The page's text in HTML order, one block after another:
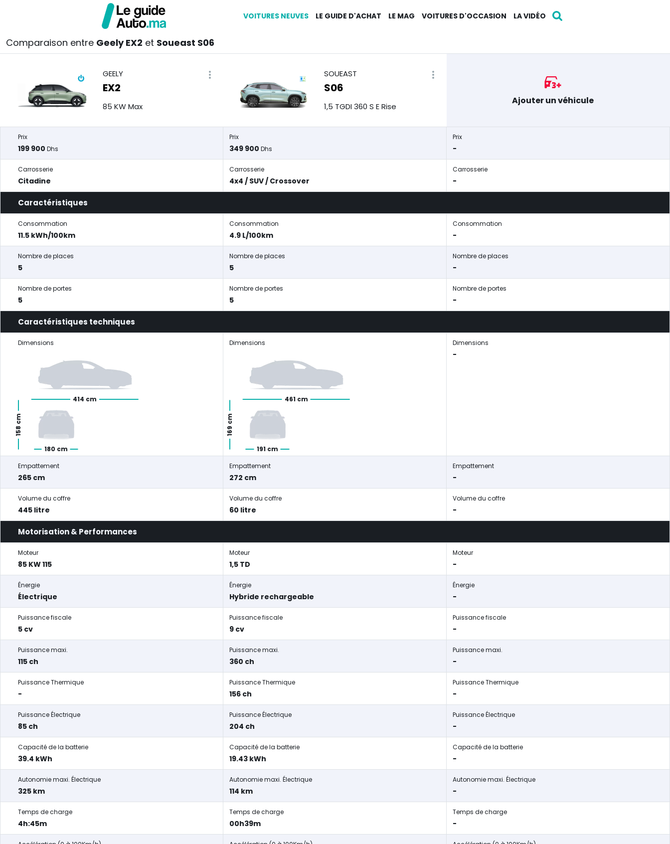
VOITURES NEUVES LE GUIDE D'ACHAT LE MAG VOITURES D'OCCASION LA VIDÉO
Comparaison entre Geely EX2 et Soueast S06
GEELY
EX2
85 KW Max
SOUEAST
S06
1,5 TGDI 360 S E Rise
Ajouter un véhicule
Prix
199 900 Dhs
Prix
349 900 Dhs
Prix
-
Carrosserie
Citadine
Carrosserie
4x4 / SUV / Crossover
Carrosserie
-
Caractéristiques
Consommation
11.5 kWh/100km
Consommation
4.9 L/100km
Consommation
-
Nombre de places
5
Nombre de places
5
Nombre de places
-
Nombre de portes
5
Nombre de portes
5
Nombre de portes
-
Caractéristiques techniques
Dimensions
414 cm
180 cm
158 cm
Dimensions
461 cm
191 cm
169 cm
Dimensions
-
Empattement
265 cm
Empattement
272 cm
Empattement
-
Volume du coffre
445 litre
Volume du coffre
60 litre
Volume du coffre
-
Motorisation & Performances
Moteur
85 KW 115
Moteur
1,5 TD
Moteur
-
Énergie
Électrique
Énergie
Hybride rechargeable
Énergie
-
Puissance fiscale
5 cv
Puissance fiscale
9 cv
Puissance fiscale
-
Puissance maxi.
115 ch
Puissance maxi.
360 ch
Puissance maxi.
-
Puissance Thermique
-
Puissance Thermique
156 ch
Puissance Thermique
-
Puissance Électrique
85 ch
Puissance Électrique
204 ch
Puissance Électrique
-
Capacité de la batterie
39.4 kWh
Capacité de la batterie
19.43 kWh
Capacité de la batterie
-
Autonomie maxi. Électrique
325 km
Autonomie maxi. Électrique
114 km
Autonomie maxi. Électrique
-
Temps de charge
4h:45m
Temps de charge
00h39m
Temps de charge
-